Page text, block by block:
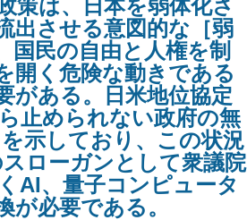
策は、日本を弱体化さ
出させる意図的な［弱
国民の自由と人権を制
開く危険な動きである
がある。日米地位協定
止められない政府の無
示しており、この状況
ローガンとして衆議院
AI、量子コンピュータ
必要である。